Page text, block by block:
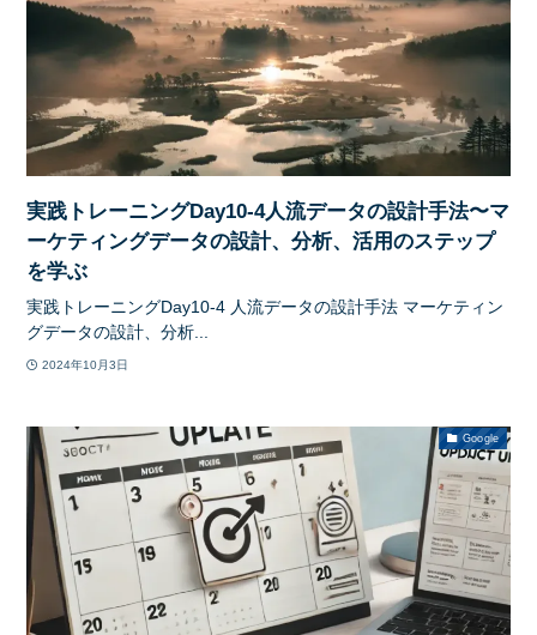
実践トレーニングDay10-4人流データの設計手法〜マ
ーケティングデータの設計、分析、活用のステップ
を学ぶ
実践トレーニングDay10-4 人流データの設計手法 マーケティン
グデータの設計、分析...
2024年10月3日
Google